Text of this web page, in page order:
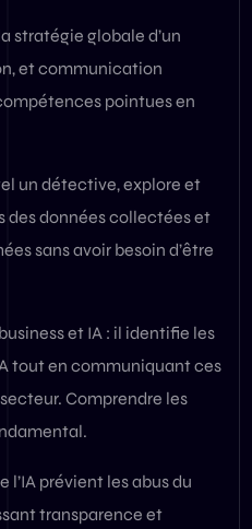
stratégie globale d’un
et communication
pointues en
un détective, explore et
des données collectées et
sans avoir besoin d’être
et IA : il identifie les
tout en communiquant ces
Comprendre les
l’IA prévient les abus du
transparence et